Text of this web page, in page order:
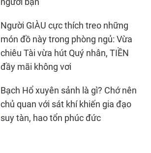
Người GIÀU cực thích treo những
món đồ này trong phòng ngủ: Vừa
chiêu Tài vừa hút Quý nhân, TIỀN
đầy mãi không vơi
Bạch Hổ xuyên sảnh là gì? Chớ nên
chủ quan với sát khí khiến gia đạo
suy tàn, hao tổn phúc đức